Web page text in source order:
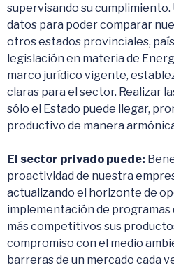
supervisando su
datos para poder comparar
otros estados provinciales,
legislación en materia de
marco jurídico vigente,
claras para el sector. Realizar
sólo el Estado puede llegar,
productivo de manera
El sector privado puede:
proactividad de nuestra
actualizando el horizonte de
implementación de
más competitivos sus
compromiso con el medio
barreras de un mercado cada